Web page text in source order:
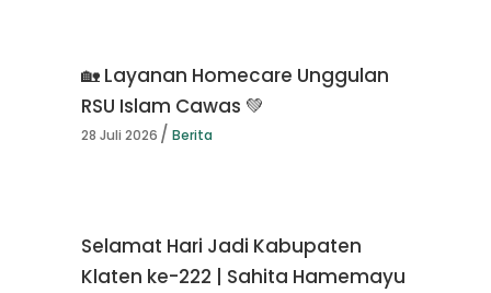
🏡 Layanan Homecare Unggulan
RSU Islam Cawas 💚
28 Juli 2026 Berita
Selamat Hari Jadi Kabupaten
Klaten ke-222 | Sahita Hamemayu